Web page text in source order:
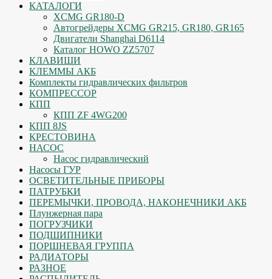
КАТАЛОГИ
XCMG GR180-D
Автогрейдеры XCMG GR215, GR180, GR165
Двигатели Shanghai D6114
Каталог HOWO ZZ5707
КЛАВИШИ
КЛЕММЫ АКБ
Комплекты гидравлических фильтров
КОМПРЕССОР
КПП
КПП ZF 4WG200
КПП 8JS
КРЕСТОВИНА
НАСОС
Насос гидравлический
Насосы ГУР
ОСВЕТИТЕЛЬНЫЕ ПРИБОРЫ
ПАТРУБКИ
ПЕРЕМЫЧКИ, ПРОВОДА, НАКОНЕЧНИКИ АКБ
Плунжерная пара
ПОГРУЗЧИКИ
ПОДШИПНИКИ
ПОРШНЕВАЯ ГРУППА
РАДИАТОРЫ
РАЗНОЕ